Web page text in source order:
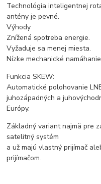
Technológia inteligentnej
antény je pevné.
Výhody
Znížená spotreba energie.
Vyžaduje sa menej miesta.
Nízke mechanické
Funkcia SKEW:
Automatické polohovanie
juhozápadných a
Európy.
Základný variant najmä pre
satelitný systém
a už majú vlastný prijímač
prijímačom.